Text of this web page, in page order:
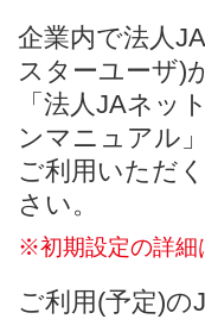
企業内で法人
スターユーザ)
「法人JAネッ
ンマニュアル
ご利用いただ
さい。
※初期設定の詳細
ご利用(予定)